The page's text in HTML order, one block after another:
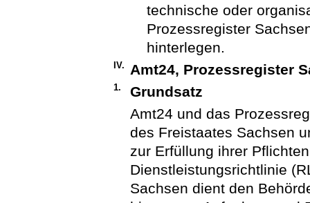
technische oder
Prozessregister
hinterlegen.
IV. Amt24, Prozessregister
1.
Grundsatz
Amt24 und das
des Freistaates Sachsen
zur Erfüllung ihrer
Dienstleistungsrichtlinie
Sachsen dient den